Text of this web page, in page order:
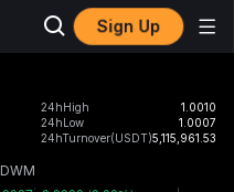
Sign Up
24hHigh
1.0010
24hLow
1.0007
24hTurnover(USDT)5,115,961.53
DWM